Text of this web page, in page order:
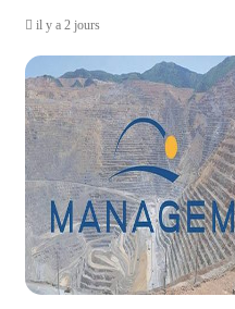
il y a 2 jours